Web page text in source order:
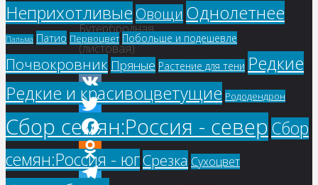
Петрушка
Бутербродная
(листовая)
VK
Twitter
Facebook
Odnoklassniki
Неприхотливые Овощи Однолетнее
Пальма Патио Первоцвет Побольше и подешевле
Почвокровник Пряные Растение для тени Редкие
Редкие и красивоцветущие Рододендрон
Сбор семян:Россия - северСбор
семян:Россия - югСрезка Сухоцвет